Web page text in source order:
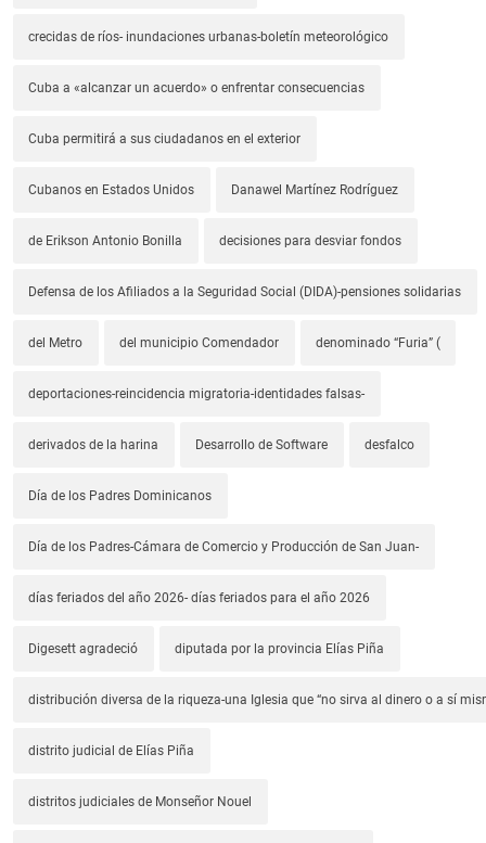
crecidas de ríos- inundaciones urbanas-boletín meteorológico
Cuba a «alcanzar un acuerdo» o enfrentar consecuencias
Cuba permitirá a sus ciudadanos en el exterior
Cubanos en Estados Unidos Danawel Martínez Rodríguez
de Erikson Antonio Bonilla decisiones para desviar fondos
Defensa de los Afiliados a la Seguridad Social (DIDA)-pensiones solidarias
del Metro del municipio Comendador denominado “Furia” (
deportaciones-reincidencia migratoria-identidades falsas-
derivados de la harina Desarrollo de Software desfalco
Día de los Padres Dominicanos
Día de los Padres-Cámara de Comercio y Producción de San Juan-
días feriados del año 2026- días feriados para el año 2026
Digesett agradeció diputada por la provincia Elías Piña
distribución diversa de la riqueza-una Iglesia que “no sirva al dinero o a sí
distrito judicial de Elías Piña
distritos judiciales de Monseñor Nouel